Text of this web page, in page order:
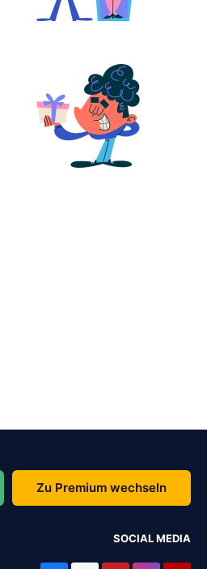
Zu Premium wechseln
SOCIAL MEDIA